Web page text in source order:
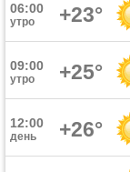
06:00
утро +23°
09:00
утро +25°
12:00
день +26°